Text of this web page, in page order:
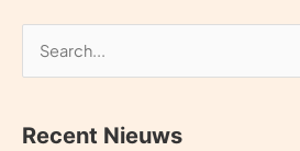
PFAS-
probleem
k
Recent Nieuws